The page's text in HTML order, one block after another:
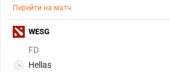
Перейти на матч
FD
Hellas
WESG